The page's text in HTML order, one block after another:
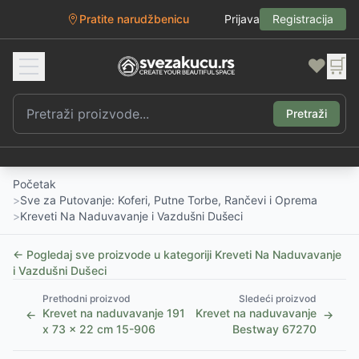
Pratite narudžbenicu Prijava Registracija
❤️ 🛒
Pretraži
Početak
>Sve za Putovanje: Koferi, Putne Torbe, Rančevi i Oprema
>Kreveti Na Naduvavanje i Vazdušni Dušeci
← Pogledaj sve proizvode u kategoriji Kreveti Na Naduvavanje
i Vazdušni Dušeci
←
Prethodni proizvod
Krevet na naduvavanje 191
x 73 x 22 cm 15-906
Sledeći proizvod
Krevet na naduvavanje
Bestway 67270
→